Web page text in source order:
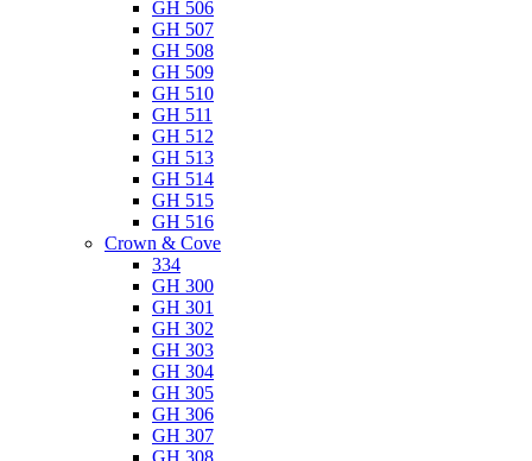
GH 506
GH 507
GH 508
GH 509
GH 510
GH 511
GH 512
GH 513
GH 514
GH 515
GH 516
Crown & Cove
334
GH 300
GH 301
GH 302
GH 303
GH 304
GH 305
GH 306
GH 307
GH 308